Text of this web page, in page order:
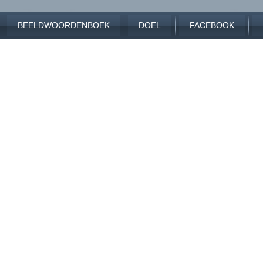
BEELDWOORDENBOEK DOEL FACEBOOK